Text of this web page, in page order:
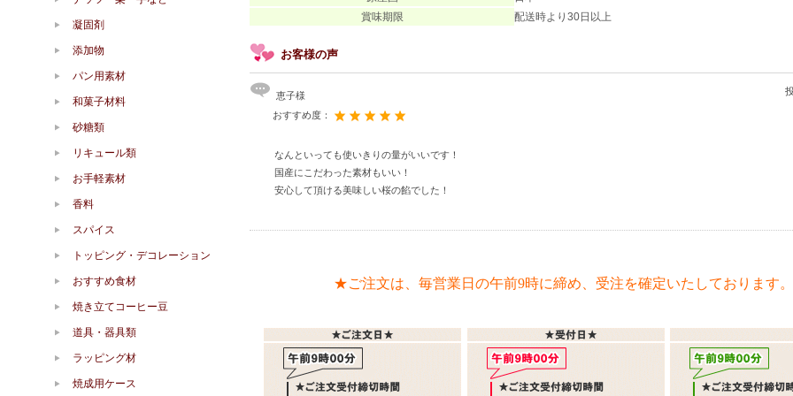
賞味期限
配送時より30日以上
お客様の声
恵子様
おすすめ度：
なんといっても使いきりの量がいいです！
国産にこだわった素材もいい！
安心して頂ける美味しい桜の餡でした！
★ご注文は、毎営業日の午前9時に締め、受注を確定いたしております。
凝固剤
添加物
パン用素材
和菓子材料
砂糖類
リキュール類
お手軽素材
香料
スパイス
トッピング・デコレーション
おすすめ食材
焼き立てコーヒー豆
道具・器具類
ラッピング材
焼成用ケース